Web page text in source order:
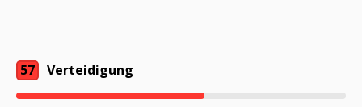
57 Verteidigung